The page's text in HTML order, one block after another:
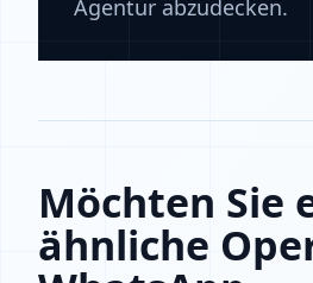
Agentur abzudecken.
Möchten Sie
ähnliche